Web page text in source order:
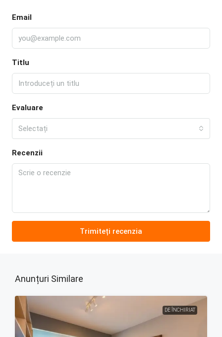
Email
Titlu
Evaluare
Selectați
Recenzii
Trimiteți recenzia
Anunțuri Similare
DE ÎNCHIRIAT